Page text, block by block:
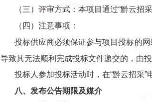
（三）评审方式：本项目通过“黔云招
（四）注意事项：
投标供应商必须保证参与项目投标的
导致其无法顺利完成投标文件递交的，由投
投标人参加投标活动时，在“黔云招采
八、发布公告期限及媒介